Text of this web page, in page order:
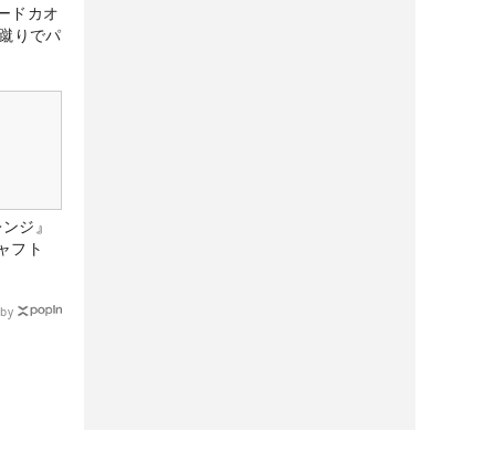
ドカオ
りでパ
ジ』
フト